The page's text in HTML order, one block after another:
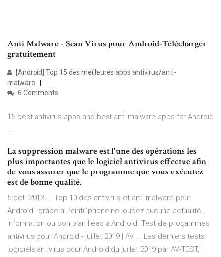
Anti Malware - Scan Virus pour Android-Télécharger
gratuitement
[Android] Top 15 des meilleures apps antivirus/anti-
malware
6 Comments
15 best antivirus apps and best anti-malware apps for Android
...
La suppression malware est l'une des opérations les
plus importantes que le logiciel antivirus effectue afin
de vous assurer que le programme que vous exécutez
est de bonne qualité.
5 oct. 2013 ... Top 10 des antivirus et anti-malware pour
Android : grâce à PointGphone ne loupez aucune actualité,
information ou bon plan liées à Android. Test de progammes
antivirus pour Android - juillet 2019 | AV ... Les derniers tests –
logiciels antivirus pour Android du juillet 2019 par AV-TEST, l